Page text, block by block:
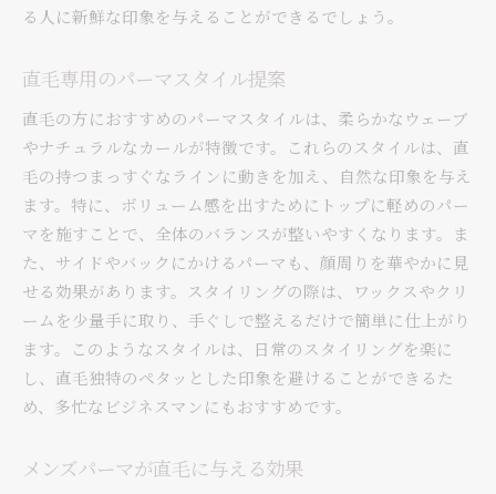
る人に新鮮な印象を与えることができるでしょう。
直毛専用のパーマスタイル提案
直毛の方におすすめのパーマスタイルは、柔らかなウェーブ
やナチュラルなカールが特徴です。これらのスタイルは、直
毛の持つまっすぐなラインに動きを加え、自然な印象を与え
ます。特に、ボリューム感を出すためにトップに軽めのパー
マを施すことで、全体のバランスが整いやすくなります。ま
た、サイドやバックにかけるパーマも、顔周りを華やかに見
せる効果があります。スタイリングの際は、ワックスやクリ
ームを少量手に取り、手ぐしで整えるだけで簡単に仕上がり
ます。このようなスタイルは、日常のスタイリングを楽に
し、直毛独特のペタッとした印象を避けることができるた
め、多忙なビジネスマンにもおすすめです。
メンズパーマが直毛に与える効果